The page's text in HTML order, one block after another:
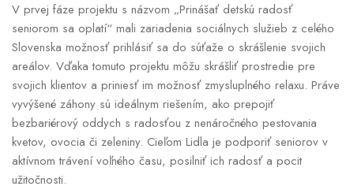
V prvej fáze projektu s názvom „Prinášať detskú radosť
seniorom sa oplatí“ mali zariadenia sociálnych služieb z celého
Slovenska možnosť prihlásiť sa do súťaže o skrášlenie svojich
areálov. Vďaka tomuto projektu môžu skrášliť prostredie pre
svojich klientov a priniesť im možnosť zmysluplného relaxu. Práve
vyvýšené záhony sú ideálnym riešením, ako prepojiť
bezbariérový oddych s radosťou z nenáročného pestovania
kvetov, ovocia či zeleniny. Cieľom Lidla je podporiť seniorov v
aktívnom trávení voľného času, posilniť ich radosť a pocit
užitočnosti.